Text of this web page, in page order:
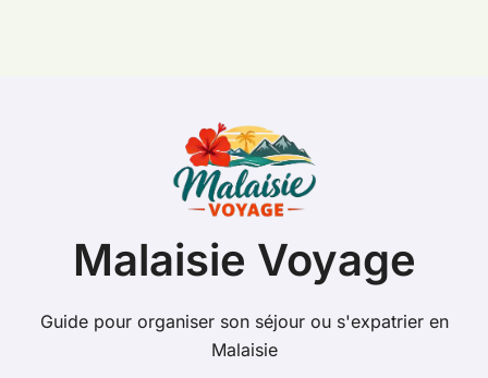
Malaisie Voyage
Guide pour organiser son séjour ou s'expatrier en
Malaisie